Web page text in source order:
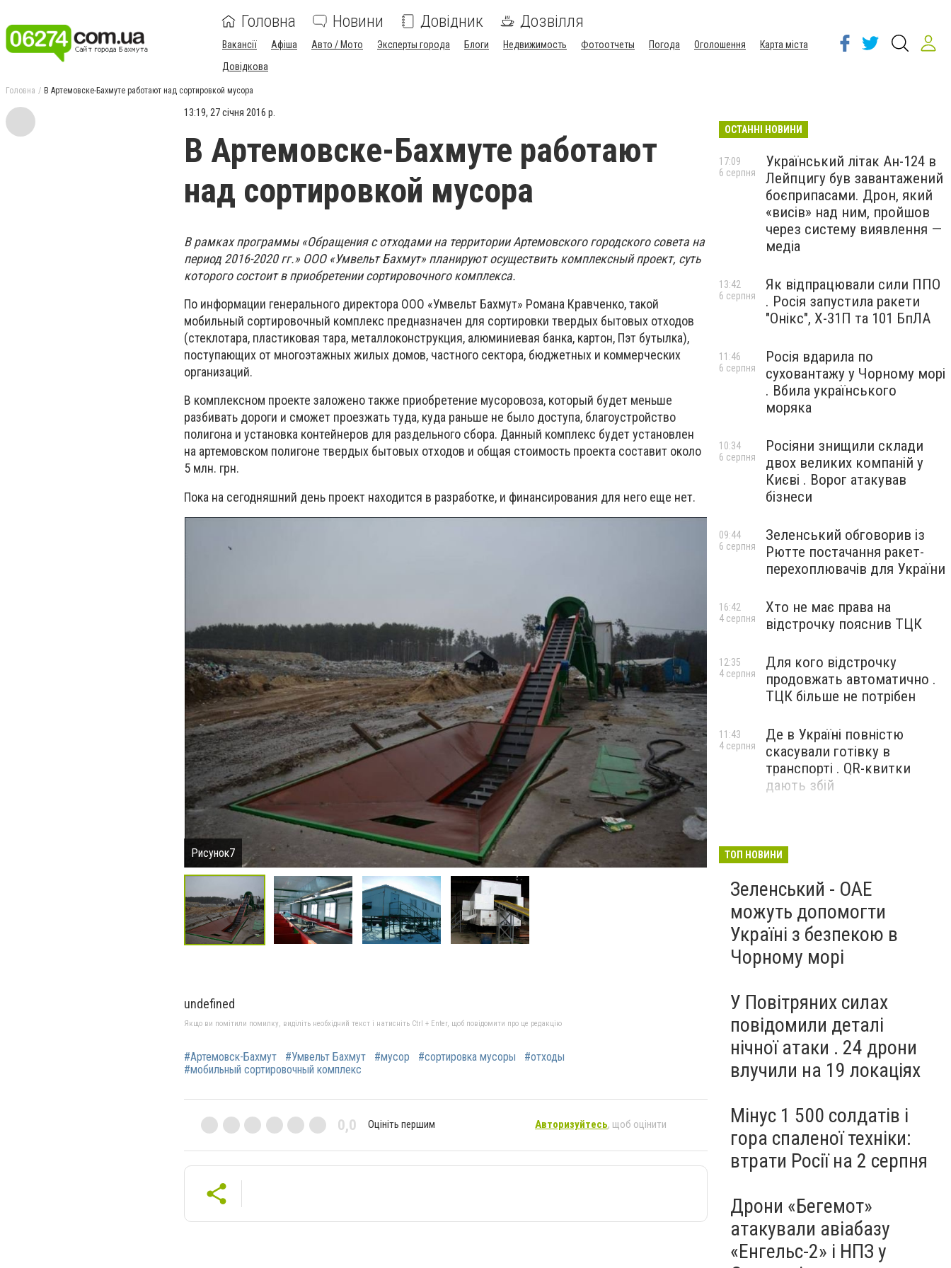
Головна Новини Довідник Дозвілля
Вакансії Афіша Авто / Мото Эксперты города Блоги Недвижимость Фотоотчеты Погода Оголошення
Карта міста
Довідкова
Головна В Артемовске-Бахмуте работают над сортировкой мусора
13:19, 27 січня 2016 р.
В Артемовске-Бахмуте работают
над сортировкой мусора
В рамках программы «Обращения с отходами на территории Артемовского городского совета на
период 2016-2020 гг.» ООО «Умвельт Бахмут» планируют осуществить комплексный проект, суть
которого состоит в приобретении сортировочного комплекса.
По информации генерального директора ООО «Умвельт Бахмут» Романа Кравченко, такой
мобильный сортировочный комплекс предназначен для сортировки твердых бытовых отходов
(стеклотара, пластиковая тара, металлоконструкция, алюминиевая банка, картон, Пэт бутылка),
поступающих от многоэтажных жилых домов, частного сектора, бюджетных и коммерческих
организаций.
В комплексном проекте заложено также приобретение мусоровоза, который будет меньше
разбивать дороги и сможет проезжать туда, куда раньше не было доступа, благоустройство
полигона и установка контейнеров для раздельного сбора. Данный комплекс будет установлен
на артемовском полигоне твердых бытовых отходов и общая стоимость проекта составит около
5 млн. грн.
Пока на сегодняшний день проект находится в разработке, и финансирования для него еще нет.
Рисунок7 Рисунок6
undefined
Якщо ви помітили помилку, виділіть необхідний текст і натисніть Ctrl + Enter, щоб повідомити про це редакцію
#Артемовск-Бахмут #Умвельт Бахмут #мусор #сортировка мусоры
#отходы
#мобильный сортировочный комплекс
0,0 Оцініть першим Авторизуйтесь, щоб оцінити
ОСТАННІ НОВИНИ
Український літак Ан-124 в
Лейпцигу був завантажений
боєприпасами. Дрон, який
«висів» над ним, пройшов
через систему виявлення —
медіа
17:09
6 серпня
Як відпрацювали сили ППО
. Росія запустила ракети
"Онікс", Х-31П та 101 БпЛА
13:42
6 серпня
Росія вдарила по
суховантажу у Чорному морі
. Вбила українського
моряка
11:46
6 серпня
Росіяни знищили склади
двох великих компаній у
Києві . Ворог атакував
бізнеси
10:34
6 серпня
Зеленський обговорив із
Рютте постачання ракет-
перехоплювачів для України
09:44
6 серпня
Хто не має права на
відстрочку пояснив ТЦК
16:42
4 серпня
Для кого відстрочку
продовжать автоматично .
ТЦК більше не потрібен
12:35
4 серпня
Де в Україні повністю
скасували готівку в
транспорті . QR-квитки
дають збій
11:43
4 серпня
ТОП НОВИНИ
Зеленський - ОАЕ
можуть допомогти
Україні з безпекою в
Чорному морі
У Повітряних силах
повідомили деталі
нічної атаки . 24 дрони
влучили на 19 локаціях
Мінус 1 500 солдатів і
гора спаленої техніки:
втрати Росії на 2 серпня
Дрони «Бегемот»
атакували авіабазу
«Енгельс-2» і НПЗ у